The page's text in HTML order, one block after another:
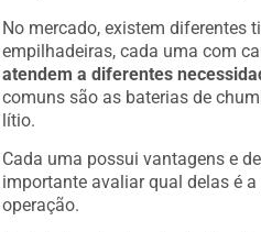
No mercado, existem diferentes
empilhadeiras, cada uma com
atendem a diferentes
comuns são as baterias de
lítio.
Cada uma possui vantagens e
importante avaliar qual delas é
operação.